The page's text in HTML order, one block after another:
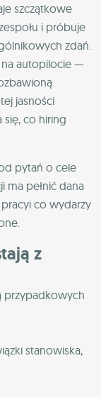
szczątkowe
i próbuje
zdań.
na autopilocie —
jasności
się, co hiring
pytań o cele
ma pełnić dana
co wydarzy
z
przypadkowych
stanowiska,